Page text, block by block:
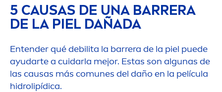
5 CAUSAS DE UNA BARRERA
DE LA PIEL DAÑADA
Entender qué debilita la barrera de la piel puede
ayudarte a cuidarla mejor. Estas son algunas de
las causas más comunes del daño en la película
hidrolipídica.